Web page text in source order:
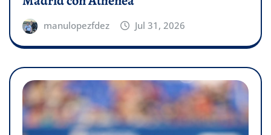
manulopezfdez Jul 31, 2026